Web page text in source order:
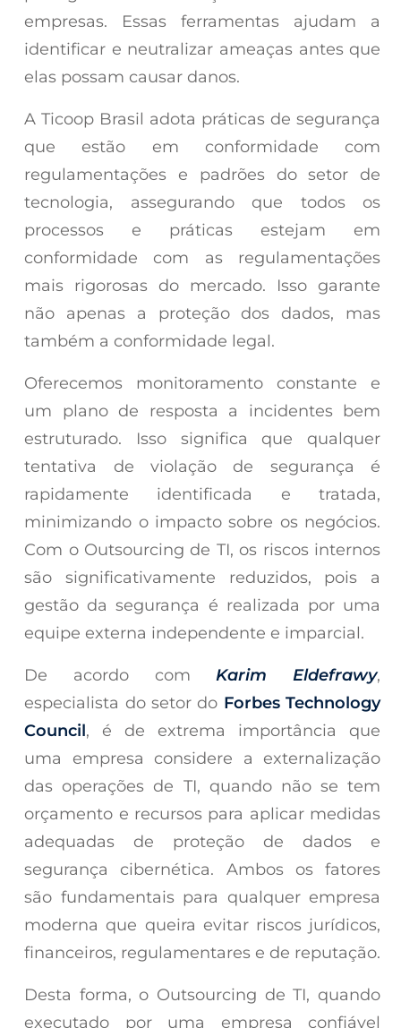
empresas. Essas ferramentas ajudam a
identificar e neutralizar ameaças antes que
elas possam causar danos.
A Ticoop Brasil adota práticas de segurança
que estão em conformidade com
regulamentações e padrões do setor de
tecnologia, assegurando que todos os
processos e práticas estejam em
conformidade com as regulamentações
mais rigorosas do mercado. Isso garante
não apenas a proteção dos dados, mas
também a conformidade legal.
Oferecemos monitoramento constante e
um plano de resposta a incidentes bem
estruturado. Isso significa que qualquer
tentativa de violação de segurança é
rapidamente identificada e tratada,
minimizando o impacto sobre os negócios.
Com o Outsourcing de TI, os riscos internos
são significativamente reduzidos, pois a
gestão da segurança é realizada por uma
equipe externa independente e imparcial.
De acordo comKarim Eldefrawy,
especialista do setor do Forbes Technology
Council, é de extrema importância que
uma empresa considere a externalização
das operações de TI, quando não se tem
orçamento e recursos para aplicar medidas
adequadas de proteção de dados e
segurança cibernética. Ambos os fatores
são fundamentais para qualquer empresa
moderna que queira evitar riscos jurídicos,
financeiros, regulamentares e de reputação.
Desta forma, o Outsourcing de TI, quando
executado por uma empresa confiável